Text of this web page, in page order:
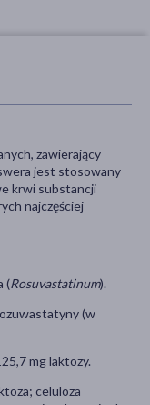
zawierający
jest stosowany
krwi substancji
najczęściej
(Rosuvastatinum).
(w
mg laktozy.
celuloza